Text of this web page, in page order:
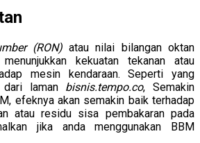
(RON)atau nilai bilangan oktan
kekuatan tekanan atau
mesin kendaraan. Seperti yang
laman bisnis.tempo.co, Semakin
efeknya akan semakin baik terhadap
atau residu sisa pembakaran pada
jika anda menggunakan BBM